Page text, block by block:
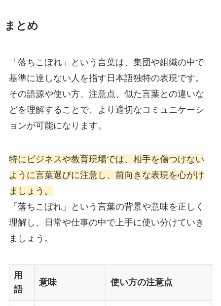
まとめ
「落ちこぼれ」という言葉は、集団や組織の中で
基準に達しない人を指す日本語独特の表現です。
その語源や使い方、注意点、似た言葉との違いな
どを理解することで、より適切なコミュニケーシ
ョンが可能になります。
特にビジネスや教育現場では、相手を傷つけない
ように言葉選びに注意し、前向きな表現を心がけ
ましょう。
「落ちこぼれ」という言葉の背景や意味を正しく
理解し、日常や仕事の中で上手に使い分けていき
ましょう。
用
語
意味 使い方の注意点